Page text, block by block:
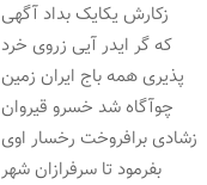
زکارش یکایک بداد آگهی
که گر ایدر آیی زروی خرد
پذیری همه باج ایران زمین
چوآگاه شد خسرو قیروان
زشادی برافروخت رخسار اوی
بفرمود تا سرفرازان شهر